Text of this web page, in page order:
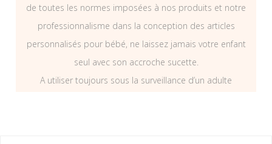
de toutes les normes imposées à nos produits et notre
professionnalisme dans la conception des articles
personnalisés pour bébé, ne laissez jamais votre enfant
seul avec son accroche sucette.
A utiliser toujours sous la surveillance d’un adulte